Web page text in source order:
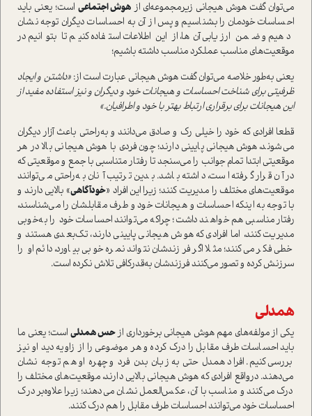
می‌توان گفت هوش هيجاني زيرمجموعه‌اي از هوش اجتماعي است‌؛ یعنی باید
احساسات خودمان را بشناسيم و پس از آن به احساسات ديگران توجه نشان
دهيم و ضمن ارزیابی آن‌ها، از اين اطلاعات استفاده كنيم تا بتوانيم در
موقعيت‌هاي مناسب عملكرد مناسب داشته باشيم‌؛
یعنی به‌طور خلاصه‌ مي‌توان گفت هوش هيجانی عبارت است از:«داشتن و ایجاد
ظرفیتی براي شناخت احساسات و هيجانات خود و ديگران و نیز استفاده مفید از
اين هيجانات براي برقراري ارتباط بهتر با خود و اطرافیان.»
قطعا افرادي كه خود را خيلي رك و صادق مي‌دانند و به‌راحتي باعث آزار ديگران
مي‌شوند‌، هوش هيجاني پاييني دارند؛ چون فردي‌ با هوش هيجاني بالا در هر
موقعيتي ابتدا تمام‌ جوانب را مي‌سنجد تا رفتار متناسبي با جمع ‌و موقعيتي كه
در آن قرار گرفته است، داشته باشد. بدين ترتيب آنان به‌راحتي‌ مي‌توانند
موقعيت‌هاي مختلف را مديريت ‌كنند؛ زيرا این افراد «خودآگاهي» بالايي دارند و
با توجه به اينكه احساسات و هيجانات خود‌ و طرف مقابلشان را مي‌شناسند،
رفتار مناسبي‌ هم خواهند داشت؛ چراکه مي‌توانند احساسات خود را به‌خوبي
مديريت كنند، ‌اما افرادي كه هوش هيجاني پاييني دارند، تك‌بعدي‌ هستند‌ و
خطي فكر مي‌كنند؛ مثلا اگر فرزندشان نتواند نمره خوبي بياورد، دائم او را
سرزنش کرده و تصور مي‌كنند فرزندشان به‌قدرکافی تلاش نکرده است.
همدلي
يكي از مولفه‌هاي مهم هوش هيجاني برخوردار‌ی ازحس همدلي است؛ ‌يعني ما
باید احساسات طرف مقابل را درك كرده و هر موضوعي را از زاويه ديد او ‌نيز
بررسي‌ كنيم. افراد همدل حتي به زبان بدن فرد‌ و چهره او هم توجه نشان
مي‌دهند‌. در‌واقع افرادي كه هوش هيجاني بالايي دارند، موقعيت‌هاي مختلف را
درك مي‌كنند و مناسب با آن، عكس‌العمل نشان مي‌دهند‌؛ زيرا علاوه‌بر درك
احساسات خود مي‌توانند احساسات طرف مقابل را هم درك كنند‌.